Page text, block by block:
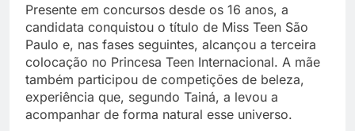
Presente em concursos desde os 16 anos, a
candidata conquistou o título de Miss Teen São
Paulo e, nas fases seguintes, alcançou a terceira
colocação no Princesa Teen Internacional. A mãe
também participou de competições de beleza,
experiência que, segundo Tainá, a levou a
acompanhar de forma natural esse universo.